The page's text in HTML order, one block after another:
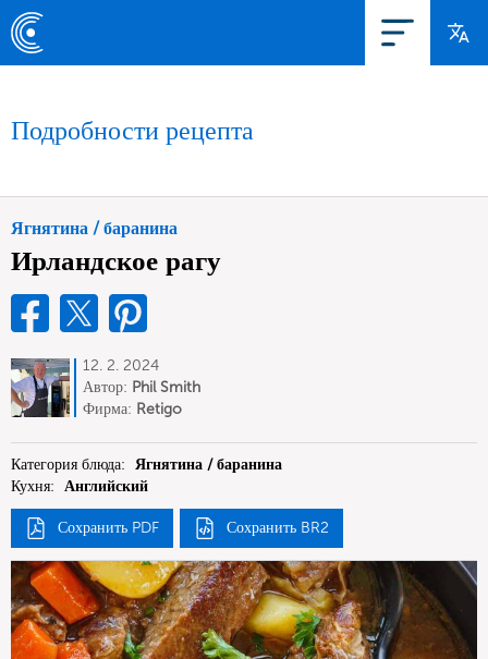
Подробности рецепта
Ягнятина / баранина
Ирландское рагу
12. 2. 2024
Автор: Phil Smith
Фирма: Retigo
Категория блюда: Ягнятина / баранина
Кухня: Английский
Сохранить PDF Сохранить BR2